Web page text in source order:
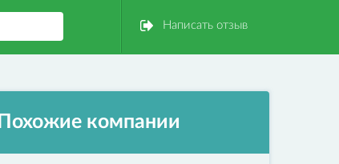
Написать отзыв
Похожие компании